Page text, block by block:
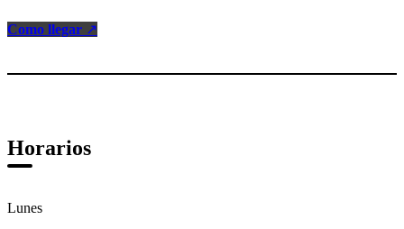
Como llegar ↗
Horarios
Lunes